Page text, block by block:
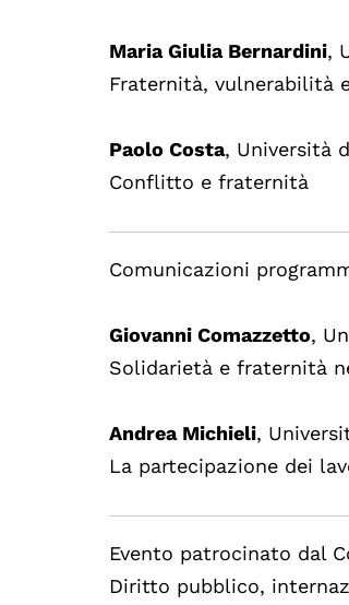
Maria Giulia Bernardini,
Fraternità, vulnerabilità
Paolo Costa, Università
Conflitto e fraternità
Comunicazioni
Giovanni Comazzetto,
Solidarietà e fraternità
Andrea Michieli,
La partecipazione dei
Evento patrocinato dal
Diritto pubblico,